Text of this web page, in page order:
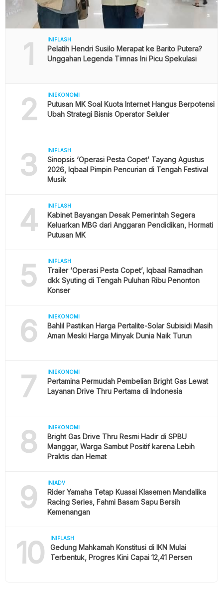
1 INIFLASH
Pelatih Hendri Susilo Merapat ke Barito Putera?
Unggahan Legenda Timnas Ini Picu Spekulasi
2 INIEKONOMI
Putusan MK Soal Kuota Internet Hangus Berpotensi
Ubah Strategi Bisnis Operator Seluler
3 INIFLASH
Sinopsis ‘Operasi Pesta Copet’ Tayang Agustus
2026, Iqbaal Pimpin Pencurian di Tengah Festival
Musik
4 INIFLASH
Kabinet Bayangan Desak Pemerintah Segera
Keluarkan MBG dari Anggaran Pendidikan, Hormati
Putusan MK
5 INIFLASH
Trailer ‘Operasi Pesta Copet’, Iqbaal Ramadhan
dkk Syuting di Tengah Puluhan Ribu Penonton
Konser
6 INIEKONOMI
Bahlil Pastikan Harga Pertalite-Solar Subisidi Masih
Aman Meski Harga Minyak Dunia Naik Turun
7 INIEKONOMI
Pertamina Permudah Pembelian Bright Gas Lewat
Layanan Drive Thru Pertama di Indonesia
8 INIEKONOMI
Bright Gas Drive Thru Resmi Hadir di SPBU
Manggar, Warga Sambut Positif karena Lebih
Praktis dan Hemat
9 INIADV
Rider Yamaha Tetap Kuasai Klasemen Mandalika
Racing Series, Fahmi Basam Sapu Bersih
Kemenangan
10 INIFLASH
Gedung Mahkamah Konstitusi di IKN Mulai
Terbentuk, Progres Kini Capai 12,41 Persen